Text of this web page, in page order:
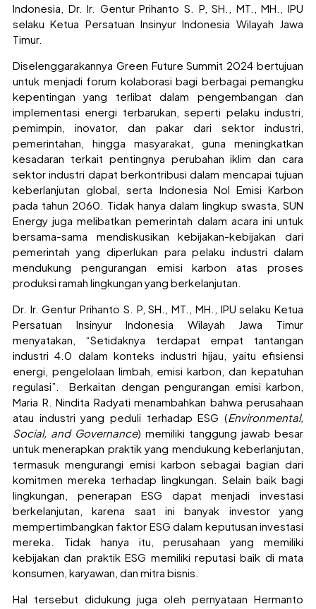
Indonesia, Dr. Ir. Gentur Prihanto S. P, SH., MT., MH., IPU
selaku Ketua Persatuan Insinyur Indonesia Wilayah Jawa
Timur.
Diselenggarakannya Green Future Summit 2024 bertujuan
untuk menjadi forum kolaborasi bagi berbagai pemangku
kepentingan yang terlibat dalam pengembangan dan
implementasi energi terbarukan, seperti pelaku industri,
pemimpin, inovator, dan pakar dari sektor industri,
pemerintahan, hingga masyarakat, guna meningkatkan
kesadaran terkait pentingnya perubahan iklim dan cara
sektor industri dapat berkontribusi dalam mencapai tujuan
keberlanjutan global, serta Indonesia Nol Emisi Karbon
pada tahun 2060. Tidak hanya dalam lingkup swasta, SUN
Energy juga melibatkan pemerintah dalam acara ini untuk
bersama-sama mendiskusikan kebijakan-kebijakan dari
pemerintah yang diperlukan para pelaku industri dalam
mendukung pengurangan emisi karbon atas proses
produksi ramah lingkungan yang berkelanjutan.
Dr. Ir. Gentur Prihanto S. P, SH., MT., MH., IPU selaku Ketua
Persatuan Insinyur Indonesia Wilayah Jawa Timur
menyatakan, “Setidaknya terdapat empat tantangan
industri 4.0 dalam konteks industri hijau, yaitu efisiensi
energi, pengelolaan limbah, emisi karbon, dan kepatuhan
regulasi”. Berkaitan dengan pengurangan emisi karbon,
Maria R. Nindita Radyati menambahkan bahwa perusahaan
atau industri yang peduli terhadap ESG (Environmental,
Social, and Governance) memiliki tanggung jawab besar
untuk menerapkan praktik yang mendukung keberlanjutan,
termasuk mengurangi emisi karbon sebagai bagian dari
komitmen mereka terhadap lingkungan. Selain baik bagi
lingkungan, penerapan ESG dapat menjadi investasi
berkelanjutan, karena saat ini banyak investor yang
mempertimbangkan faktor ESG dalam keputusan investasi
mereka. Tidak hanya itu, perusahaan yang memiliki
kebijakan dan praktik ESG memiliki reputasi baik di mata
konsumen, karyawan, dan mitra bisnis.
Hal tersebut didukung juga oleh pernyataan Hermanto